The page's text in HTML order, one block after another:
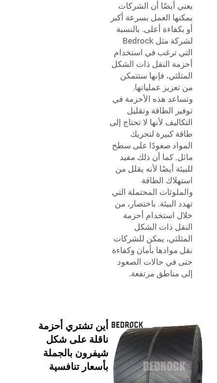
يعني أيضًا أن الشركات
يمكنها العمل بسرعة أكبر
أو بكفاءة أعلى. بالنسبة
لشركة مثل Bedrock
التي ترغب في استخدام
أحزمة النقل ذات الشكل
المثلثي، فإنها ستتمكن
من تعزيز عملياتها.
وتساعد هذه الأحزمة في
توفير الطاقة وتقليل
التكاليف لأنها لا تحتاج إلى
طاقة كبيرة لتحريك
المواد صعودًا على سطح
مائل. كما أن ذلك مفيد
للبيئة أيضًا لأنه يقلل من
استهلاك الطاقة
والملوثات المحتملة التي
تهدد البيئة. باختصار، من
خلال استخدام أحزمة
النقل ذات الشكل
المثلثي، يمكن للشركات
نقل موادها بأمان وكفاءة
حتى في حالات الصعود
إلى مناطق مرتفعة.
أين تشتري أحزمة
ناقلة على شكل
شيفرون بالجملة
بأسعار تنافسية